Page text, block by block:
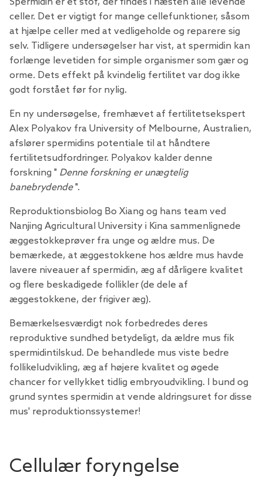
Spermidin er et stof, der findes i næsten alle levende
celler. Det er vigtigt for mange cellefunktioner, såsom
at hjælpe celler med at vedligeholde og reparere sig
selv. Tidligere undersøgelser har vist, at spermidin kan
forlænge levetiden for simple organismer som gær og
orme. Dets effekt på kvindelig fertilitet var dog ikke
godt forstået før for nylig.
En ny undersøgelse, fremhævet af fertilitetsekspert
Alex Polyakov fra University of Melbourne, Australien,
afslører spermidins potentiale til at håndtere
fertilitetsudfordringer. Polyakov kalder denne
forskning " Denne forskning er unægtelig
banebrydende".
Reproduktionsbiolog Bo Xiang og hans team ved
Nanjing Agricultural University i Kina sammenlignede
æggestokkeprøver fra unge og ældre mus. De
bemærkede, at æggestokkene hos ældre mus havde
lavere niveauer af spermidin, æg af dårligere kvalitet
og flere beskadigede follikler (de dele af
æggestokkene, der frigiver æg).
Bemærkelsesværdigt nok forbedredes deres
reproduktive sundhed betydeligt, da ældre mus fik
spermidintilskud. De behandlede mus viste bedre
follikeludvikling, æg af højere kvalitet og øgede
chancer for vellykket tidlig embryoudvikling. I bund og
grund syntes spermidin at vende aldringsuret for disse
mus' reproduktionssystemer!
Cellulær foryngelse